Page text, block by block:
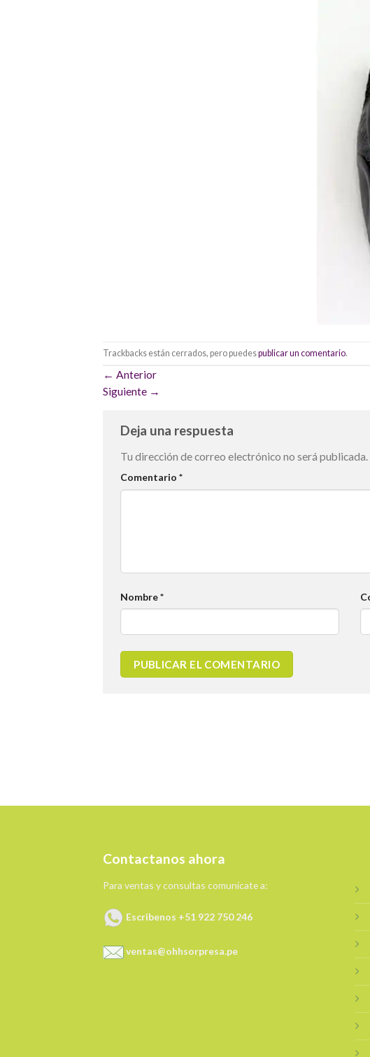
Trackbacks están cerrados, pero puedespublicar un comentario.
← Anterior
Siguiente →
Deja una respuesta
Tu dirección de correo electrónico no será publicada.
Comentario *
Nombre*
Contactanos ahora
Para ventas y consultas comunícate a:
Escribenos +51 922 750 246
ventas@ohhsorpresa.pe